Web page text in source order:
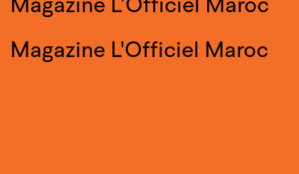
Magazine L'Officiel Maroc